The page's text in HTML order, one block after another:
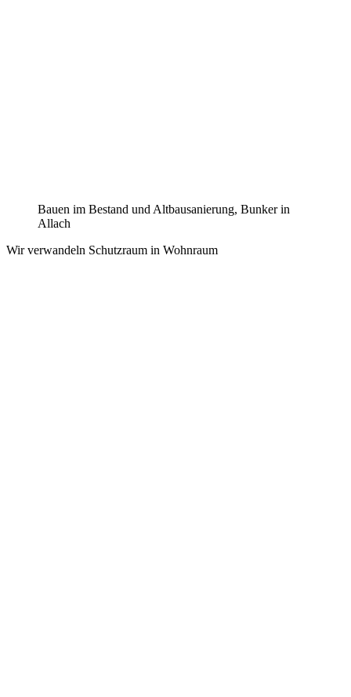
Bauen im Bestand und Altbausanierung, Bunker in
Allach
Wir verwandeln Schutzraum in Wohnraum